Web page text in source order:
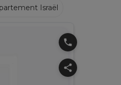
Israël
phone
share